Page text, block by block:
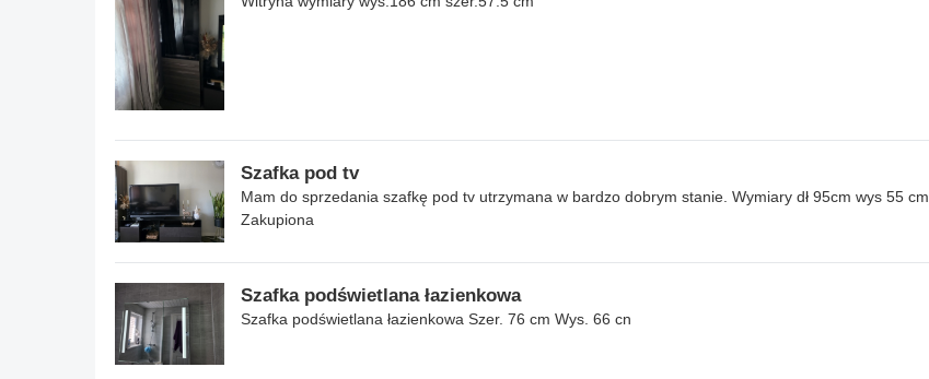
Szafka pod tv
Mam do sprzedania szafkę pod tv utrzymana w bardzo dobrym stanie. Wymiary dł 95cm wys 55 cm
Zakupiona
Szafka podświetlana łazienkowa
Szafka podświetlana łazienkowa Szer. 76 cm Wys. 66 cn